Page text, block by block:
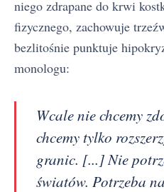
niego zdrapane do krwi
fizycznego, zachowuje
bezlitośnie punktuje
monologu:
Wcale nie chcemy
chcemy tylko
granic. [...] Nie
światów. Potrzeba